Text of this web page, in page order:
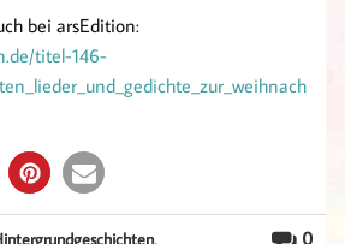
bei arsEdition:
titel-146-
0
,